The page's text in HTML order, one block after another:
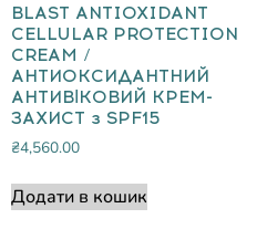
BLAST ANTIOXIDANT
CELLULAR PROTECTION
CREAM /
АНТИОКСИДАНТНИЙ
АНТИВІКОВИЙ КРЕМ-
ЗАХИСТ з SPF15
₴4,560.00
Додати в кошик